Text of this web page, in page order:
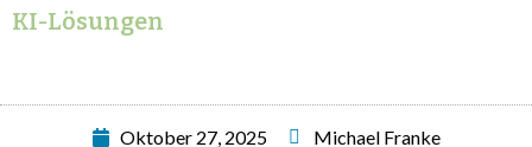
KI-Lösungen
Oktober 27, 2025 Michael Franke